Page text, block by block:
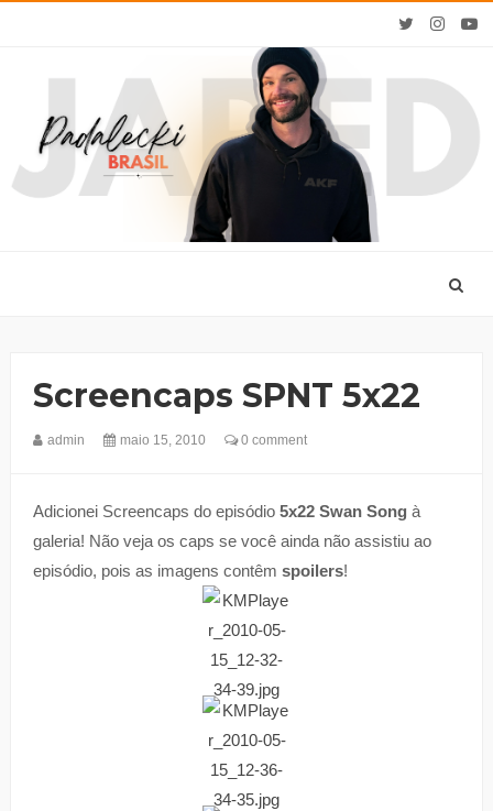
Screencaps SPNT 5x22
admin maio 15, 2010 0 comment
Adicionei Screencaps do episódio 5x22 Swan Song à
galeria! Não veja os caps se você ainda não assistiu ao
episódio, pois as imagens contêm spoilers!